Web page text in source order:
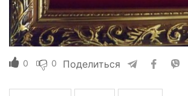
0 0 Поделиться